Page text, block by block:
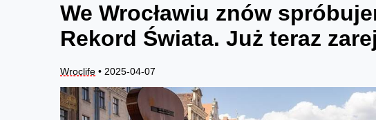
We Wrocławiu znów
Rekord Świata. Już teraz
Wroclife • 2025-04-07